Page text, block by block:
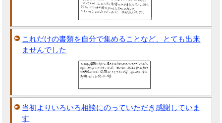
これだけの書類を自分で集めることなど、とても出来
ませんでした
当初よりいろいろ相談にのっていただき感謝していま
す